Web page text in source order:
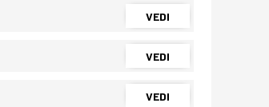
VEDI
VEDI
VEDI